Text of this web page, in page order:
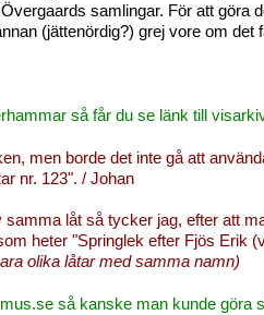
samlingar. För att göra
(jättenördig?) grej vore om
så får du se länk till
men borde det inte gå att
nr. 123". / Johan
låt så tycker jag, efter att
heter "Springlek efter Fjös Erik
olika låtar med samma namn)
så kanske man kunde göra